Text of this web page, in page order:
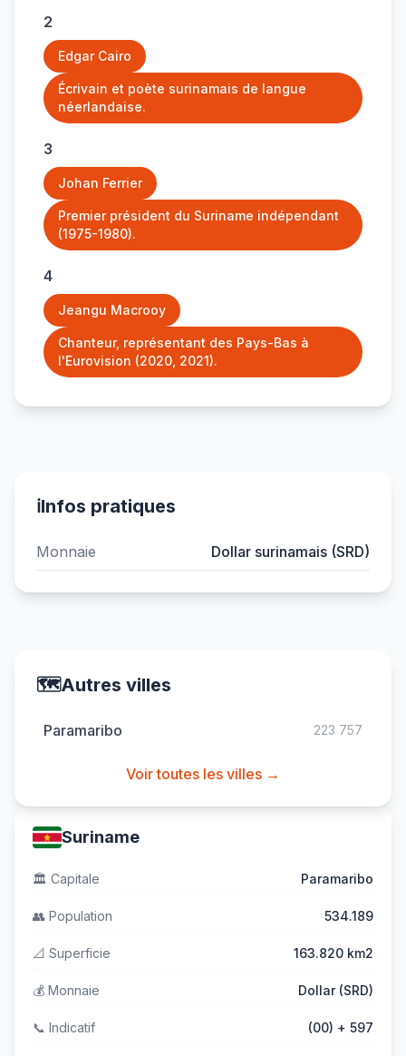
2
Edgar Cairo
Écrivain et poète surinamais de langue
néerlandaise.
3
Johan Ferrier
Premier président du Suriname indépendant
(1975-1980).
4
Jeangu Macrooy
Chanteur, représentant des Pays-Bas à
l'Eurovision (2020, 2021).
ℹ️Infos pratiques
Monnaie Dollar surinamais (SRD)
🗺️Autres villes
Paramaribo 223 757
Voir toutes les villes →
Suriname
🏛️ Capitale Paramaribo
👥 Population 534.189
📐 Superficie 163.820 km2
💰 Monnaie Dollar (SRD)
📞 Indicatif (00) + 597